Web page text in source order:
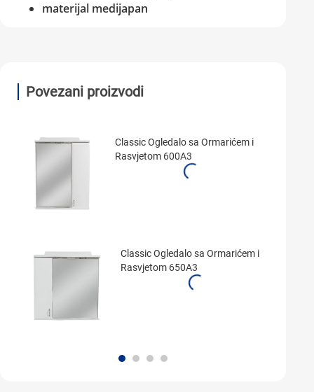
materijal medijapan
Povezani proizvodi
Classic Ogledalo sa Ormarićem i
Rasvjetom 600A3
Classic Ogledalo sa Ormarićem i
Rasvjetom 650A3